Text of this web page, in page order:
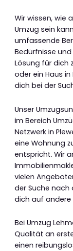
Wir wissen, wie
Umzug sein
umfassende
Bedürfnisse
Lösung für dich
oder ein Haus
dich bei der
Unser
im Bereich
Netzwerk in
eine Wohnung
entspricht. Wir
vielen
der Suche nach
dich auf andere
Bei Umzug
Qualität an
einen